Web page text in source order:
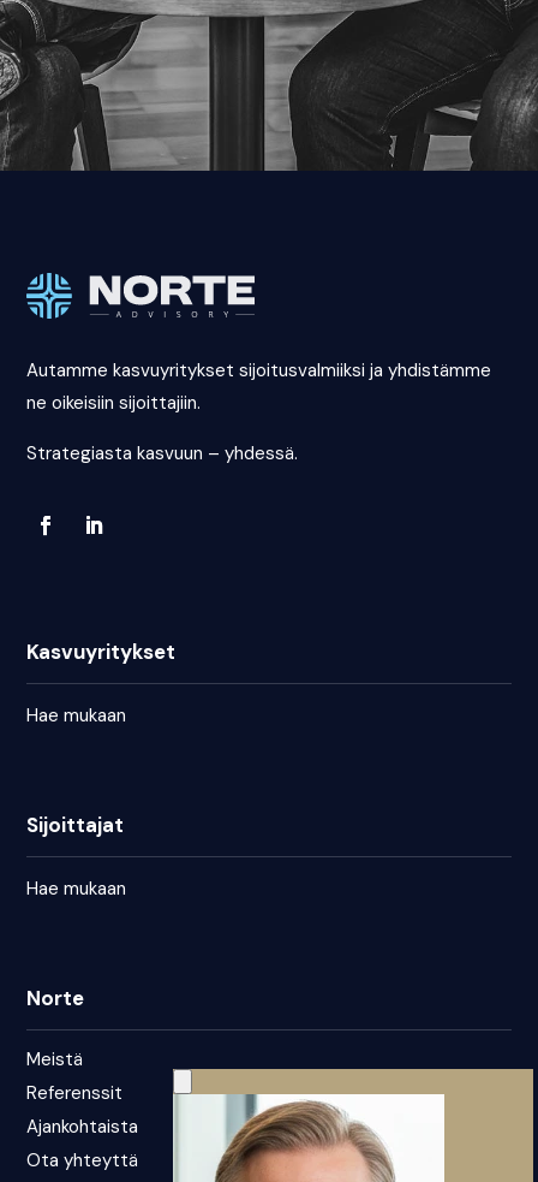
Autamme kasvuyritykset sijoitusvalmiiksi ja yhdistämme
ne oikeisiin sijoittajiin.
Strategiasta kasvuun – yhdessä.
Kasvuyritykset
Hae mukaan
Sijoittajat
Hae mukaan
Norte
Meistä
Referenssit
Ajankohtaista
Ota yhteyttä